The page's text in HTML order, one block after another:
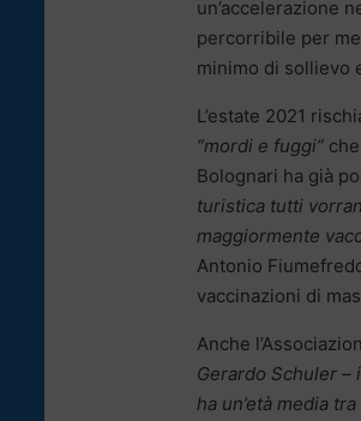
un’accelerazione
percorribile per
minimo di sollievo
L’estate 2021
“mordi e fuggi”
Bolognari ha già
turistica tutti
maggiormente
Antonio
vaccinazioni di
Anche
Gerardo Schuler
ha un’età media